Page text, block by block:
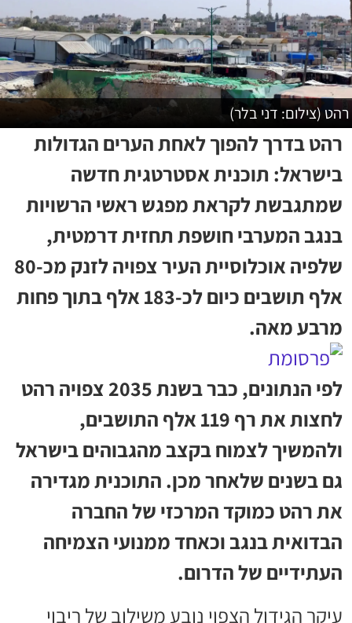
רהט (צילום: דני בלר)
רהט בדרך להפוך לאחת הערים הגדולות
בישראל: תוכנית אסטרטגית חדשה
שמתגבשת לקראת מפגש ראשי הרשויות
בנגב המערבי חושפת תחזית דרמטית,
שלפיה אוכלוסיית העיר צפויה לזנק מכ-80
אלף תושבים כיום לכ-183 אלף בתוך פחות
מרבע מאה.
לפי הנתונים, כבר בשנת 2035 צפויה רהט
לחצות את רף 119 אלף התושבים,
ולהמשיך לצמוח בקצב מהגבוהים בישראל
גם בשנים שלאחר מכן. התוכנית מגדירה
את רהט כמוקד המרכזי של החברה
הבדואית בנגב וכאחד ממנועי הצמיחה
העתידיים של הדרום.
עיקר הגידול הצפוי נובע משילוב של ריבוי